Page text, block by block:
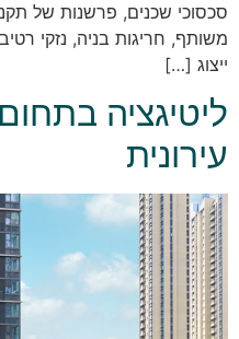
סכסוכי שכנים, פרשנות של
משותף, חריגות בניה, נזקי
ייצוג […]
ליטיגציה
עירונית